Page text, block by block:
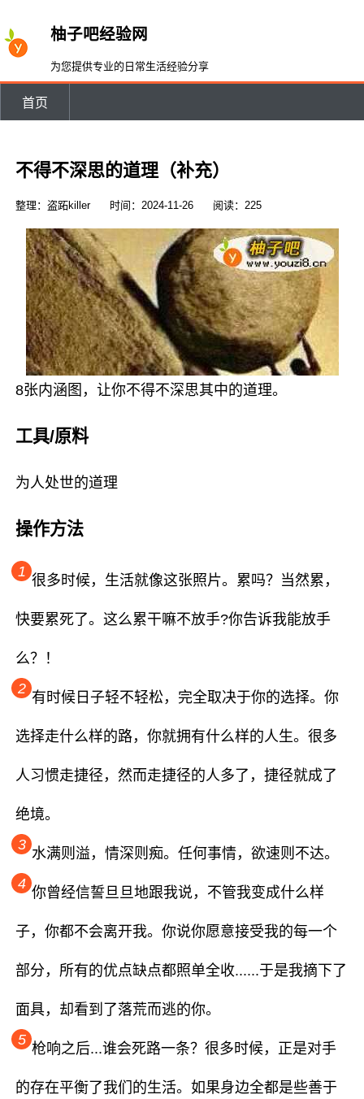
柚子吧经验网
为您提供专业的日常生活经验分享
首页
不得不深思的道理（补充）
整理：盗跖killer 时间：2024-11-26 阅读：225
8张内涵图，让你不得不深思其中的道理。
工具/原料
为人处世的道理
操作方法
1
很多时候，生活就像这张照片。累吗？当然累，
快要累死了。这么累干嘛不放手?你告诉我能放手
么？！
2
有时候日子轻不轻松，完全取决于你的选择。你
选择走什么样的路，你就拥有什么样的人生。很多
人习惯走捷径，然而走捷径的人多了，捷径就成了
绝境。
3
水满则溢，情深则痴。任何事情，欲速则不达。
4
你曾经信誓旦旦地跟我说，不管我变成什么样
子，你都不会离开我。你说你愿意接受我的每一个
部分，所有的优点缺点都照单全收......于是我摘下了
面具，却看到了落荒而逃的你。
5
枪响之后...谁会死路一条？很多时候，正是对手
的存在平衡了我们的生活。如果身边全都是些善于